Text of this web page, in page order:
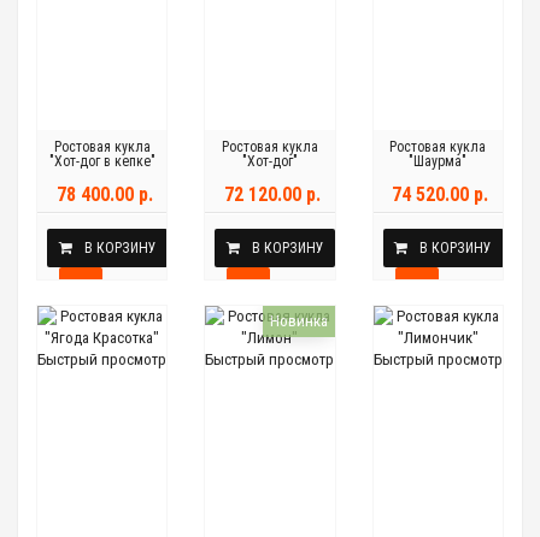
Ростовая кукла
"Хот-дог в кепке"
78 400.00 р.
В КОРЗИНУ
Ростовая кукла
"Хот-дог"
72 120.00 р.
В КОРЗИНУ
Ростовая кукла
"Шаурма"
74 520.00 р.
В КОРЗИНУ
Быстрый просмотр
Новинка
Быстрый просмотр Быстрый просмотр